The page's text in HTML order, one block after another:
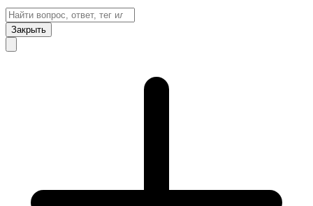
Закрыть